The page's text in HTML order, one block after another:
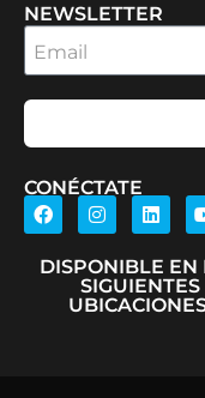
NEWSLETTER
Email
CONÉCTATE
DISPONIBLE EN
SIGUIENTES